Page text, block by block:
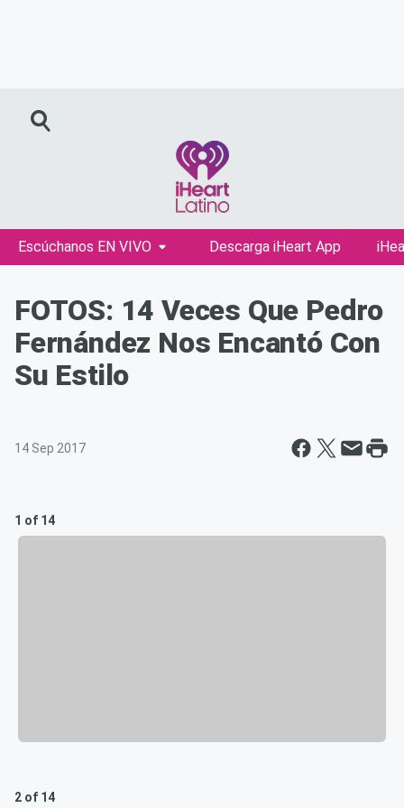
Escúchanos EN VIVO Descarga iHeart App
FOTOS: 14 Veces Que Pedro
Fernández Nos Encantó Con
Su Estilo
14 Sep 2017
1 of 14
2 of 14